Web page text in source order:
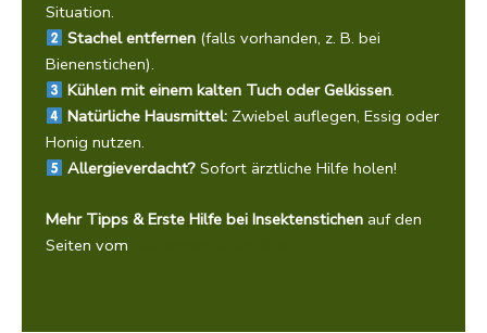
Situation.
Stachel entfernen (falls vorhanden, z. B. bei
Bienenstichen).
Kühlen mit einem kalten Tuch oder Gelkissen.
Natürliche Hausmittel: Zwiebel auflegen, Essig oder
Honig nutzen.
Allergieverdacht? Sofort ärztliche Hilfe holen!
Mehr Tipps & Erste Hilfe bei Insektenstichenauf den
Seiten vom